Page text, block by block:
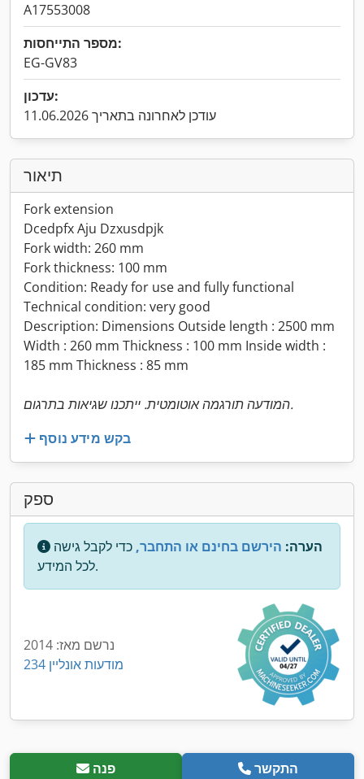
A17553008
מספר התייחסות:
EG-GV83
עדכון:
עודכן לאחרונה בתאריך 11.06.2026
תיאור
Fork extension
Dcedpfx Aju Dzxusdpjk
Fork width: 260 mm
Fork thickness: 100 mm
Condition: Ready for use and fully functional
Technical condition: very good
Description: Dimensions Outside length : 2500 mm
Width : 260 mm Thickness : 100 mm Inside width :
185 mm Thickness : 85 mm
המודעה תורגמה אוטומטית. ייתכנו שגיאות בתרגום.
בקש מידע נוסף
ספק
הערה: הירשם בחינם או התחבר, כדי לקבל גישה
לכל המידע.
נרשם מאז: 2014
234 מודעות אונליין
פנה התקשר